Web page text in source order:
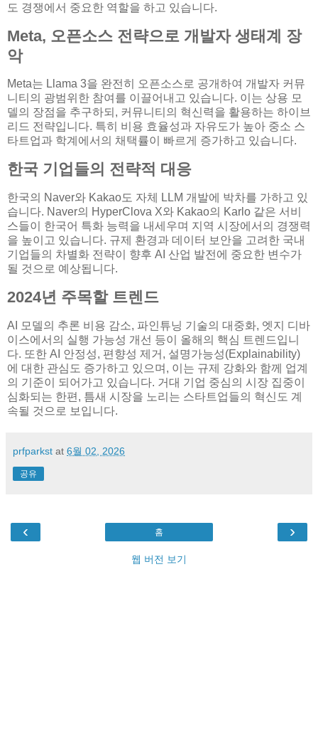
도 경쟁에서 중요한 역할을 하고 있습니다.
Meta, 오픈소스 전략으로 개발자 생태계 장
악
Meta는 Llama 3을 완전히 오픈소스로 공개하여 개발자 커뮤
니티의 광범위한 참여를 이끌어내고 있습니다. 이는 상용 모
델의 장점을 추구하되, 커뮤니티의 혁신력을 활용하는 하이브
리드 전략입니다. 특히 비용 효율성과 자유도가 높아 중소 스
타트업과 학계에서의 채택률이 빠르게 증가하고 있습니다.
한국 기업들의 전략적 대응
한국의 Naver와 Kakao도 자체 LLM 개발에 박차를 가하고 있
습니다. Naver의 HyperClova X와 Kakao의 Karlo 같은 서비
스들이 한국어 특화 능력을 내세우며 지역 시장에서의 경쟁력
을 높이고 있습니다. 규제 환경과 데이터 보안을 고려한 국내
기업들의 차별화 전략이 향후 AI 산업 발전에 중요한 변수가
될 것으로 예상됩니다.
2024년 주목할 트렌드
AI 모델의 추론 비용 감소, 파인튜닝 기술의 대중화, 엣지 디바
이스에서의 실행 가능성 개선 등이 올해의 핵심 트렌드입니
다. 또한 AI 안정성, 편향성 제거, 설명가능성(Explainability)
에 대한 관심도 증가하고 있으며, 이는 규제 강화와 함께 업계
의 기준이 되어가고 있습니다. 거대 기업 중심의 시장 집중이
심화되는 한편, 틈새 시장을 노리는 스타트업들의 혁신도 계
속될 것으로 보입니다.
prfparkst at 6월 02, 2026
공유
‹ ›
홈
웹 버전 보기